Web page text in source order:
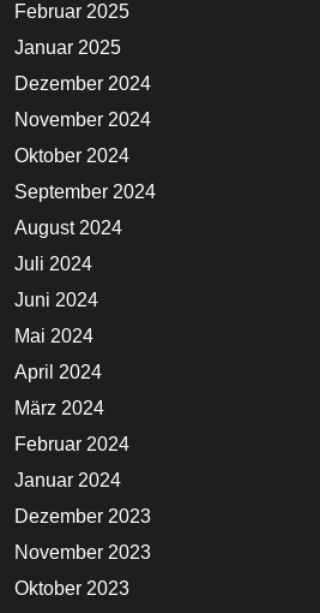
Februar 2025
Januar 2025
Dezember 2024
November 2024
Oktober 2024
September 2024
August 2024
Juli 2024
Juni 2024
Mai 2024
April 2024
März 2024
Februar 2024
Januar 2024
Dezember 2023
November 2023
Oktober 2023